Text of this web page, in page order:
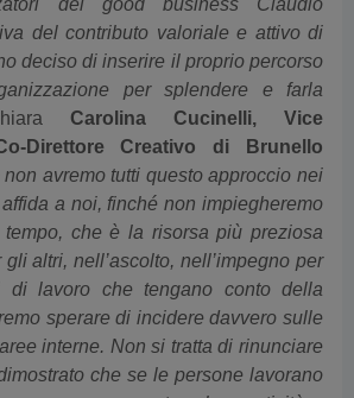
del good business Claudio
del contributo valoriale e attivo di
deciso di inserire il proprio percorso
per splendere e farla
Carolina Cucinelli, Vice
Direttore Creativo di Brunello
non avremo tutti questo approccio nei
a noi, finché non impiegheremo
che è la risorsa più preziosa
altri, nell’ascolto, nell’impegno per
di lavoro che tengano conto della
sperare di incidere davvero sulle
interne. Non si tratta di rinunciare
che se le persone lavorano